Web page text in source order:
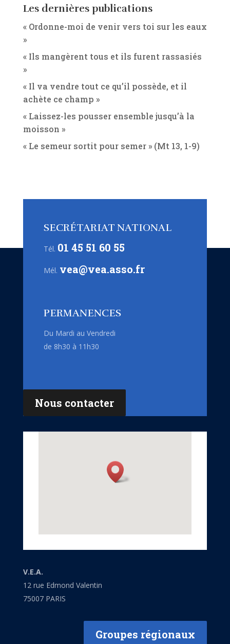
Les dernières publications
« Ordonne-moi de venir vers toi sur les eaux
»
« Ils mangèrent tous et ils furent rassasiés
»
« Il va vendre tout ce qu’il possède, et il
achète ce champ »
« Laissez-les pousser ensemble jusqu’à la
moisson »
« Le semeur sortit pour semer » (Mt 13, 1-9)
SECRÉTARIAT NATIONAL
Tél. 01 45 51 60 55
Mél. vea@vea.asso.fr
PERMANENCES
Du Mardi au Vendredi
de 8h30 à 11h30
Nous contacter
V.E.A.
12 rue Edmond Valentin
75007 PARIS
Groupes régionaux